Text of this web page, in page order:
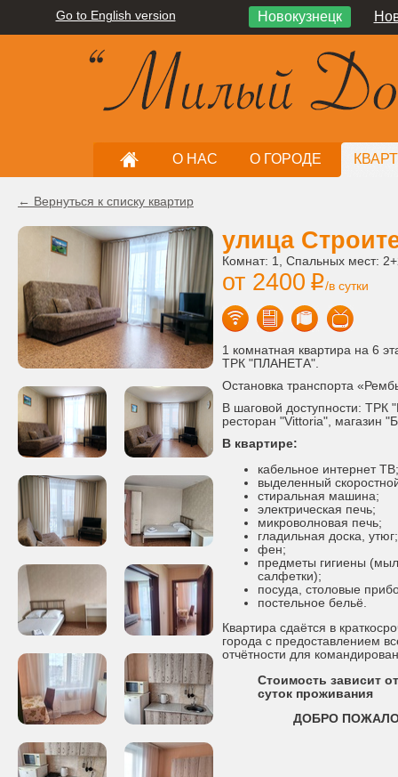
Go to English version Новокузнецк
О НАС О ГОРОДЕ
← Вернуться к списку квартир
улица
Комнат: 1, Спальных мест:
от 2400 i/в сутки
1 комнатная квартира на 6
ТРК "ПЛАНЕТА".
Остановка транспорта
В шаговой доступности:
ресторан "Vittoria", магазин
В квартире:
кабельное интернет ТВ;
выделенный
стиральная машина;
электрическая печь;
микроволновая печь;
гладильная доска, утюг;
фен;
предметы гигиены
салфетки);
посуда, столовые
постельное бельё.
Квартира сдаётся в
города с предоставлением
отчётности для
Стоимость зависит
суток проживания
ДОБРО